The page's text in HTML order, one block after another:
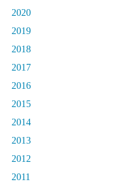
2020
2019
2018
2017
2016
2015
2014
2013
2012
2011